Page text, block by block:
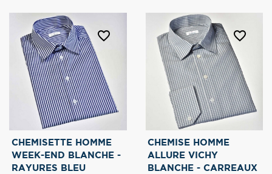
CHEMISETTE HOMME
WEEK-END BLANCHE -
RAYURES BLEU
favorite_border
CHEMISE HOMME
ALLURE VICHY
BLANCHE - CARREAUX
favorite_border